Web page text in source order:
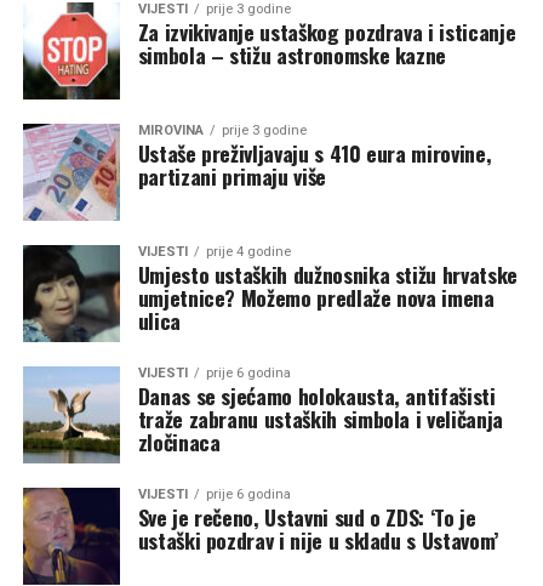
VIJESTI prije 3 godine
Za izvikivanje ustaškog pozdrava i isticanje
simbola – stižu astronomske kazne
MIROVINA prije 3 godine
Ustaše preživljavaju s 410 eura mirovine,
partizani primaju više
VIJESTI prije 4 godine
Umjesto ustaških dužnosnika stižu hrvatske
umjetnice? Možemo predlaže nova imena
ulica
VIJESTI prije 6 godina
Danas se sjećamo holokausta, antifašisti
traže zabranu ustaških simbola i veličanja
zločinaca
VIJESTI prije 6 godina
Sve je rečeno, Ustavni sud o ZDS: ‘To je
ustaški pozdrav i nije u skladu s Ustavom’